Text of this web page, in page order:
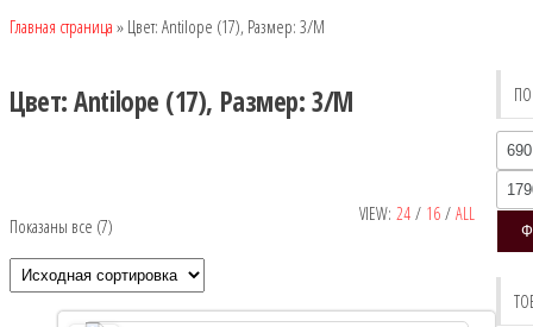
Главная страница » Цвет: Antilope (17), Размер: 3/M
Цвет: Antilope (17), Размер: 3/M
Рекомендуемый продукт
VIEW: 24 / 16 / ALL
Показаны все (7)
цена
цена